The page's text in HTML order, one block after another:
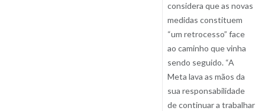
considera que as novas
medidas constituem
“um retrocesso” face
ao caminho que vinha
sendo seguido. “A
Meta lava as mãos da
sua responsabilidade
de continuar a trabalhar